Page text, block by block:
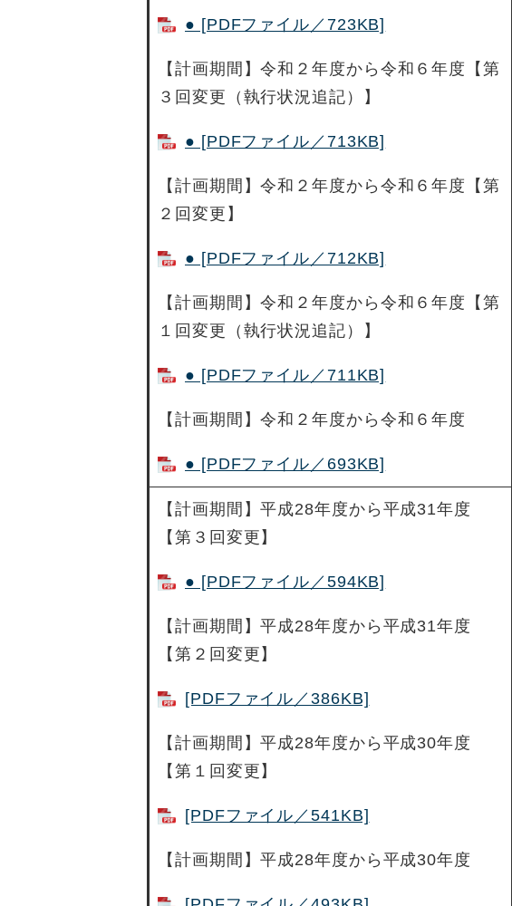
● [PDFファイル／723KB]
【計画期間】令和２年度から令和６年度【第
３回変更（執行状況追記）】
● [PDFファイル／713KB]
【計画期間】令和２年度から令和６年度【第
２回変更】
● [PDFファイル／712KB]
【計画期間】令和２年度から令和６年度【第
１回変更（執行状況追記）】
● [PDFファイル／711KB]
【計画期間】令和２年度から令和６年度
● [PDFファイル／693KB]
【計画期間】平成28年度から平成31年度
【第３回変更】
● [PDFファイル／594KB]
【計画期間】平成28年度から平成31年度
【第２回変更】
[PDFファイル／386KB]
【計画期間】平成28年度から平成30年度
【第１回変更】
[PDFファイル／541KB]
【計画期間】平成28年度から平成30年度